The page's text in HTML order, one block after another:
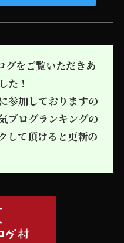
グをご覧いただきあ
た！
参加しておりますの
ブログランキングの
して頂けると更新の